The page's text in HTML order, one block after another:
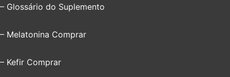
– Glossário do Suplemento
– Melatonina Comprar
– Kefir Comprar